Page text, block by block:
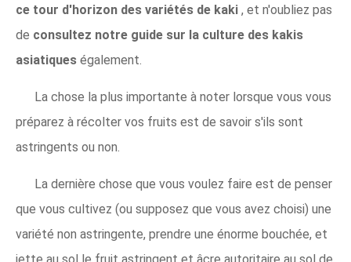
ce tour d'horizon des variétés de kaki , et n'oubliez pas
de consultez notre guide sur la culture des kakis
asiatiques également.
La chose la plus importante à noter lorsque vous vous
préparez à récolter vos fruits est de savoir s'ils sont
astringents ou non.
La dernière chose que vous voulez faire est de penser
que vous cultivez (ou supposez que vous avez choisi) une
variété non astringente, prendre une énorme bouchée, et